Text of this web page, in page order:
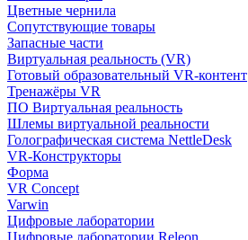
Цветные чернила
Сопутствующие товары
Запасные части
Виртуальная реальность (VR)
Готовый образовательный VR-контент
Тренажёры VR
ПО Виртуальная реальность
Шлемы виртуальной реальности
Голографическая система NettleDesk
VR-Конструкторы
Форма
VR Concept
Varwin
Цифровые лаборатории
Цифровые лаборатории Releon